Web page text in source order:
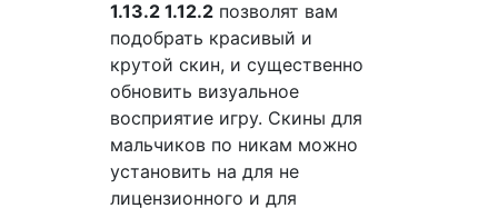
1.13.2 1.12.2позволят вам
подобрать красивый и
крутой скин, и существенно
обновить визуальное
восприятие игру. Скины для
мальчиков по никам можно
установить на для не
лицензионного и для